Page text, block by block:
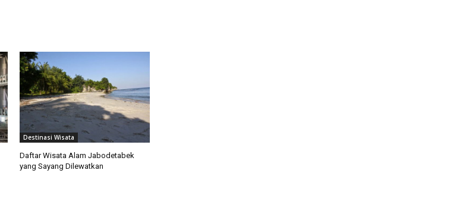
Destinasi Wisata
Daftar Wisata Alam Jabodetabek
yang Sayang Dilewatkan